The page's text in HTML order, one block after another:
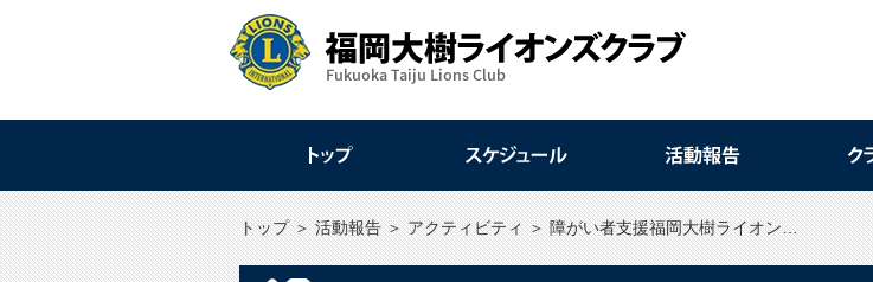
トップ＞ 活動報告＞ アクティビティ＞ 障がい者支援福岡大樹ライオン…